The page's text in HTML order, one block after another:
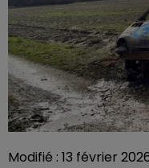
Modifié : 13 février